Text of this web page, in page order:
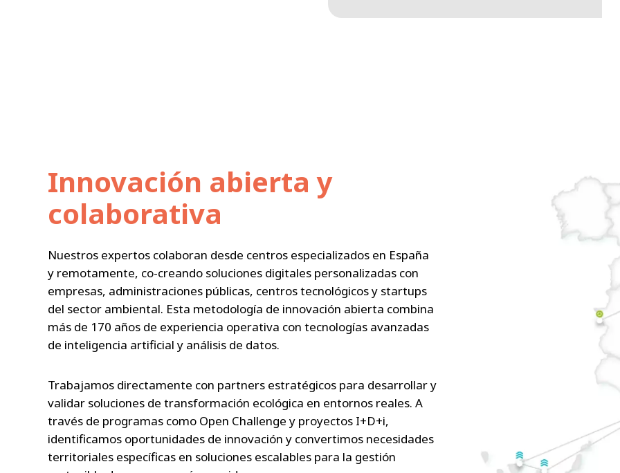
Innovación abierta y
colaborativa
Nuestros expertos colaboran desde centros especializados en España
y remotamente, co-creando soluciones digitales personalizadas con
empresas, administraciones públicas, centros tecnológicos y startups
del sector ambiental. Esta metodología de innovación abierta combina
más de 170 años de experiencia operativa con tecnologías avanzadas
de inteligencia artificial y análisis de datos.
Trabajamos directamente con partners estratégicos para desarrollar y
validar soluciones de transformación ecológica en entornos reales. A
través de programas como Open Challenge y proyectos I+D+i,
identificamos oportunidades de innovación y convertimos necesidades
territoriales específicas en soluciones escalables para la gestión